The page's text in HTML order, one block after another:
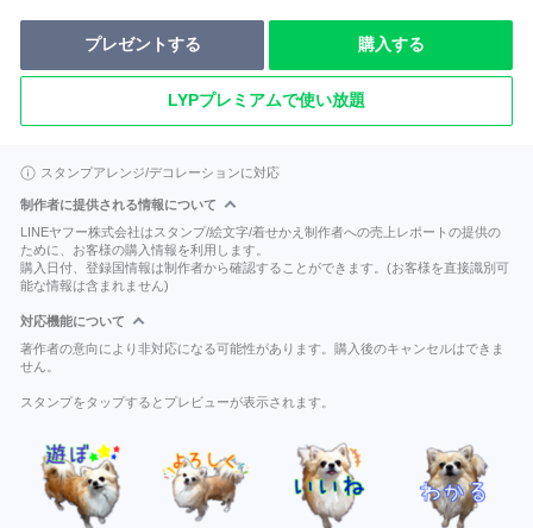
プレゼントする 購入する
LYPプレミアムで使い放題
スタンプアレンジ/デコレーションに対応
制作者に提供される情報について
LINEヤフー株式会社はスタンプ/絵文字/着せかえ制作者への売上レポートの提供の
ために、お客様の購入情報を利用します。
購入日付、登録国情報は制作者から確認することができます。(お客様を直接識別可
能な情報は含まれません)
対応機能について
著作者の意向により非対応になる可能性があります。購入後のキャンセルはできま
せん。
スタンプをタップするとプレビューが表示されます。